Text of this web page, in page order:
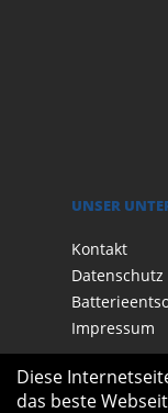
UNSER
Kontakt
Datenschutz
Impressum
Diese
das beste